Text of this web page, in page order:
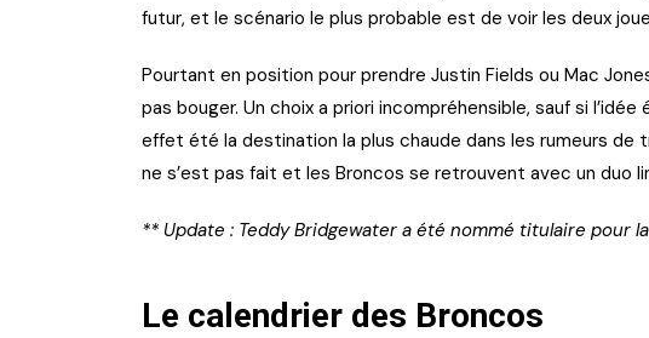
futur, et le scénario le plus probable est de voir les deux
Pourtant en position pour prendre Justin Fields ou Mac
pas bouger. Un choix a priori incompréhensible, sauf si
effet été la destination la plus chaude dans les rumeurs de
ne s’est pas fait et les Broncos se retrouvent avec un duo
** Update : Teddy Bridgewater a été nommé titulaire pour
Le calendrier des Broncos